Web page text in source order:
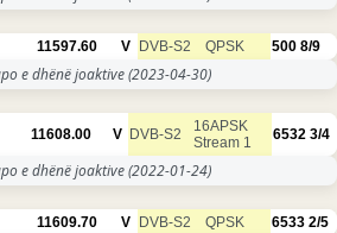
11597.60 V DVB-S2 QPSK 500 8/9
e dhënë joaktive(2023-04-30)
11608.00 V DVB-S2
16APSK
Stream 1
6532 3/4
e dhënë joaktive(2022-01-24)
11609.70 V DVB-S2 QPSK 6533 2/5